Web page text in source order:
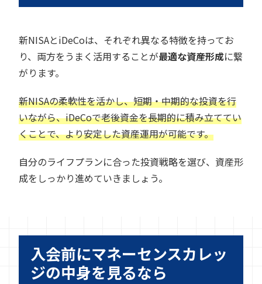
新NISAとiDeCoは、それぞれ異なる特徴を持ってお
り、両方をうまく活用することが最適な資産形成に繋
がります。
新NISAの柔軟性を活かし、短期・中期的な投資を行
いながら、iDeCoで老後資金を長期的に積み立ててい
くことで、より安定した資産運用が可能です。
自分のライフプランに合った投資戦略を選び、資産形
成をしっかり進めていきましょう。
入会前にマネーセンスカレッ
ジの中身を見るなら